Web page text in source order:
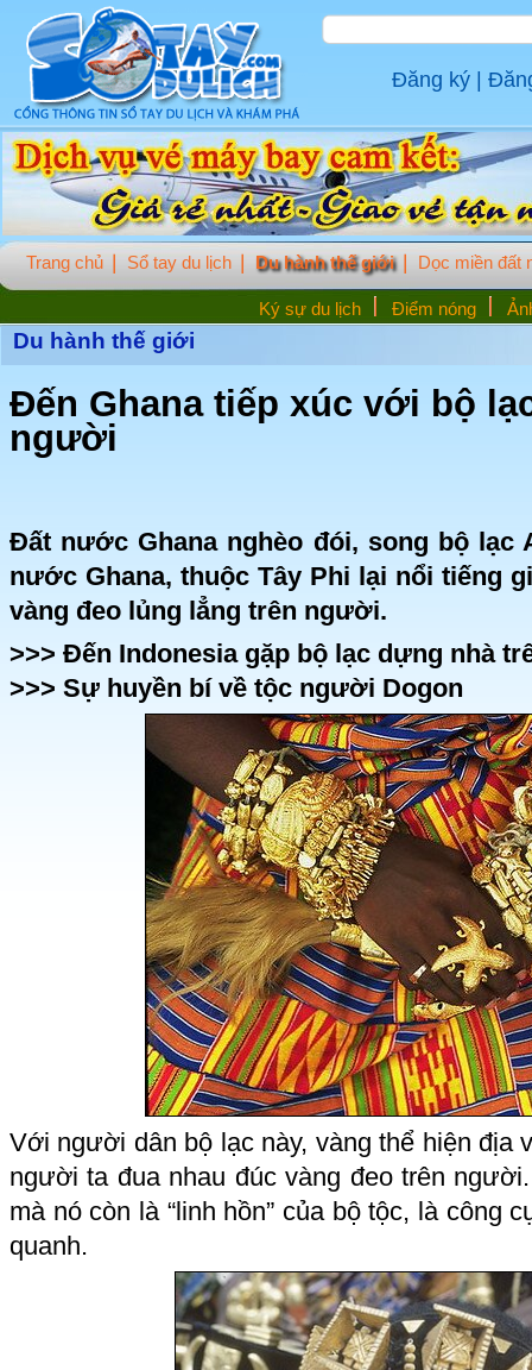
Đăng ký
Trang chủ Sổ tay du lịch Du hành thế giới
Ký sự du lịch Điểm nóng
Dọc miền đất
Du hành thế giới
Đến Ghana tiếp xúc với bộ
người
Đất nước Ghana nghèo đói, song bộ lạc
nước Ghana, thuộc Tây Phi lại nổi tiếng
vàng đeo lủng lẳng trên người.
>>> Đến Indonesia gặp bộ lạc dựng nhà
>>> Sự huyền bí về tộc người Dogon
Với người dân bộ lạc này, vàng thể hiện địa
người ta đua nhau đúc vàng đeo trên
mà nó còn là “linh hồn” của bộ tộc, là công
quanh.